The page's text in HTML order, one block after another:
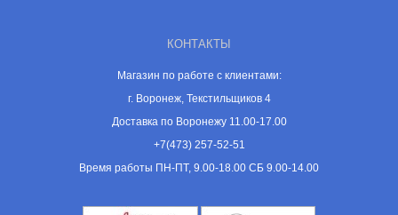
КОНТАКТЫ
Магазин по работе с клиентами:
г. Воронеж, Текстильщиков 4
Доставка по Воронежу 11.00-17.00
+7(473) 257-52-51
Время работы ПН-ПТ, 9.00-18.00 СБ 9.00-14.00